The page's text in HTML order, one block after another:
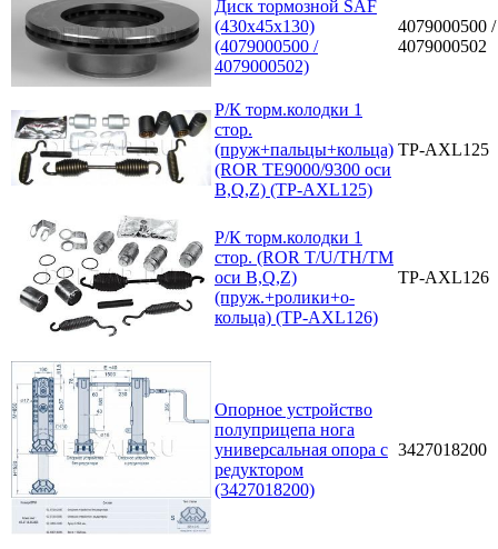
Диск тормозной SAF
(430x45x130)
(4079000500 /
4079000502)
4079000500 /
4079000502
Р/К торм.колодки 1
стор.
(пруж+пальцы+кольца)
(ROR TE9000/9300 оси
B,Q,Z) (TP-AXL125)
TP-AXL125
Р/К торм.колодки 1
стор. (ROR T/U/TH/TM
оси B,Q,Z)
(пруж.+ролики+о-
кольца) (TP-AXL126)
TP-AXL126
Опорное устройство
полуприцепа нога
универсальная опора с
редуктором
(3427018200)
3427018200